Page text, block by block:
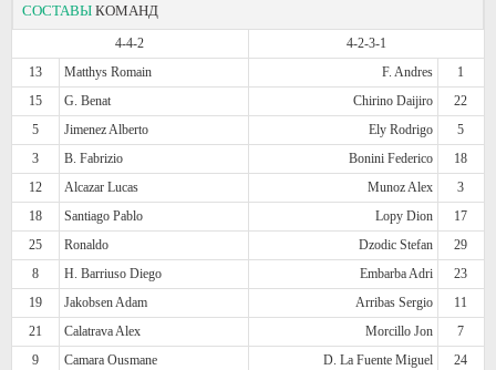
СОСТАВЫ КОМАНД
4-4-2
4-2-3-1
13
Matthys Romain F. Andres
1
15
G. Benat Chirino Daijiro
22
5
Jimenez Alberto Ely Rodrigo
5
3
B. Fabrizio Bonini Federico
18
12
Alcazar Lucas Munoz Alex
3
18
Santiago Pablo Lopy Dion
17
25
Ronaldo Dzodic Stefan
29
8
H. Barriuso Diego Embarba Adri
23
19
Jakobsen Adam Arribas Sergio
11
21
Calatrava Alex Morcillo Jon
7
9
Camara Ousmane D. La Fuente Miguel
24